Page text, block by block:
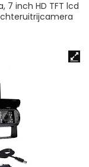
7 inch HD TFT lcd